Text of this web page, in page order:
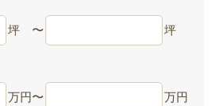
坪 〜 坪
万円〜 万円